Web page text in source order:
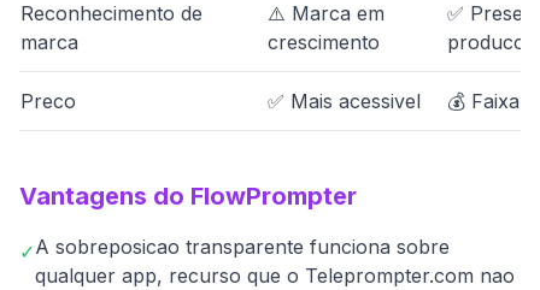
Reconhecimento de
marca
⚠️ Marca em
crescimento
✅
Preco ✅ Mais acessivel 💰 Faixa
Vantagens do FlowPrompter
✓A sobreposicao transparente funciona sobre
qualquer app, recurso que o Teleprompter.com nao